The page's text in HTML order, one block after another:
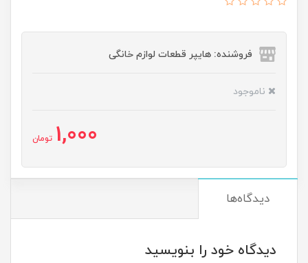
فروشنده: هایپر قطعات لوازم خانگی
ناموجود
1,000 تومان
دیدگاه‌ها
دیدگاه خود را بنویسید